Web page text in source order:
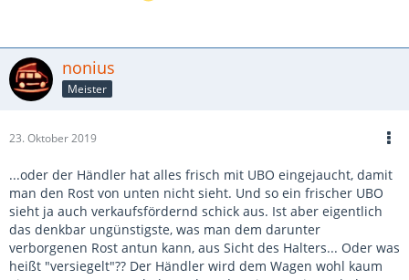
nonius
Meister
23. Oktober 2019
...oder der Händler hat alles frisch mit UBO eingejaucht, damit
man den Rost von unten nicht sieht. Und so ein frischer UBO
sieht ja auch verkaufsfördernd schick aus. Ist aber eigentlich
das denkbar ungünstigste, was man dem darunter
verborgenen Rost antun kann, aus Sicht des Halters... Oder was
heißt "versiegelt"?? Der Händler wird dem Wagen wohl kaum